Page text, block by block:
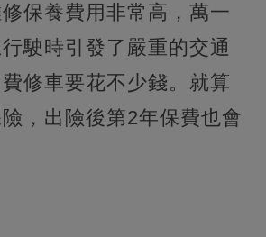
保養費用非常高，萬一
駛時引發了嚴重的交通
修車要花不少錢。就算
，出險後第2年保費也會